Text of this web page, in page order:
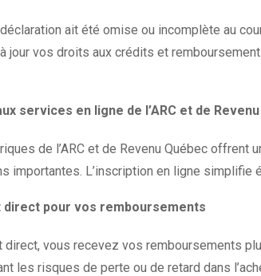
ait été omise ou incomplète au
jour vos droits aux crédits et
services en ligne de l’ARC et de
de l’ARC et de Revenu Québec
importantes. L’inscription en ligne
pour vos remboursements
direct, vous recevez vos remboursements
les risques de perte ou de retard dans